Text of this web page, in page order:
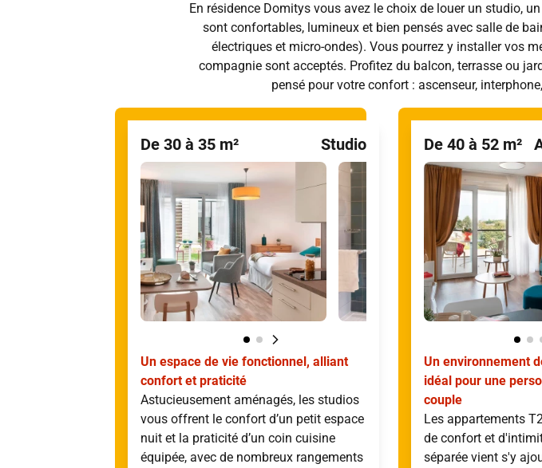
En résidence Domitys vous avez le choix de louer un studio,
sont confortables, lumineux et bien pensés avec salle de
électriques et micro-ondes). Vous pourrez y installer vos
compagnie sont acceptés. Profitez du balcon, terrasse ou
pensé pour votre confort : ascenseur,
De 30 à 35 m² Studio
Un espace de vie fonctionnel, alliant
confort et praticité
Astucieusement aménagés, les studios
vous offrent le confort d’un petit espace
nuit et la praticité d’un coin cuisine
équipée, avec de nombreux rangements
De 40 à 52 m²
Un environnement
idéal pour une
couple
Les appartements
de confort et
séparée vient s'y